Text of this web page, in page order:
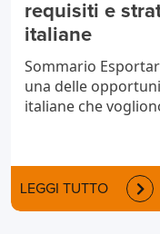
requisiti e
italiane
Sommario
una delle
italiane che
LEGGI TUTTO